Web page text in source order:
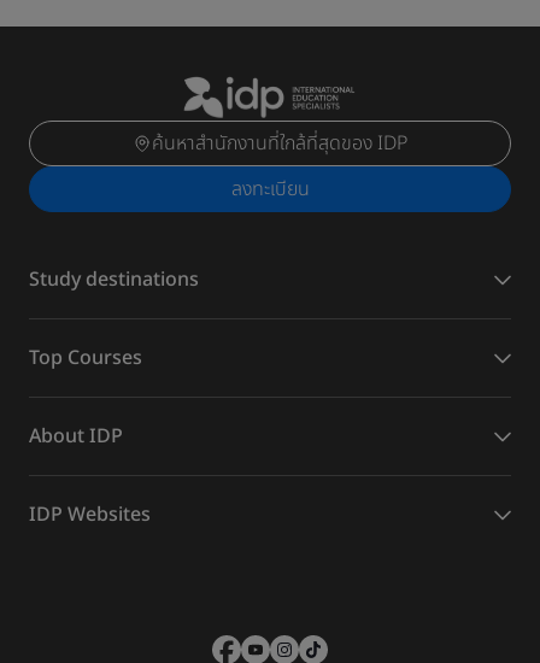
ค้นหาสำนักงานที่ใกล้ที่สุดของ IDP
ลงทะเบียน
Study destinations
Top Courses
About IDP
IDP Websites